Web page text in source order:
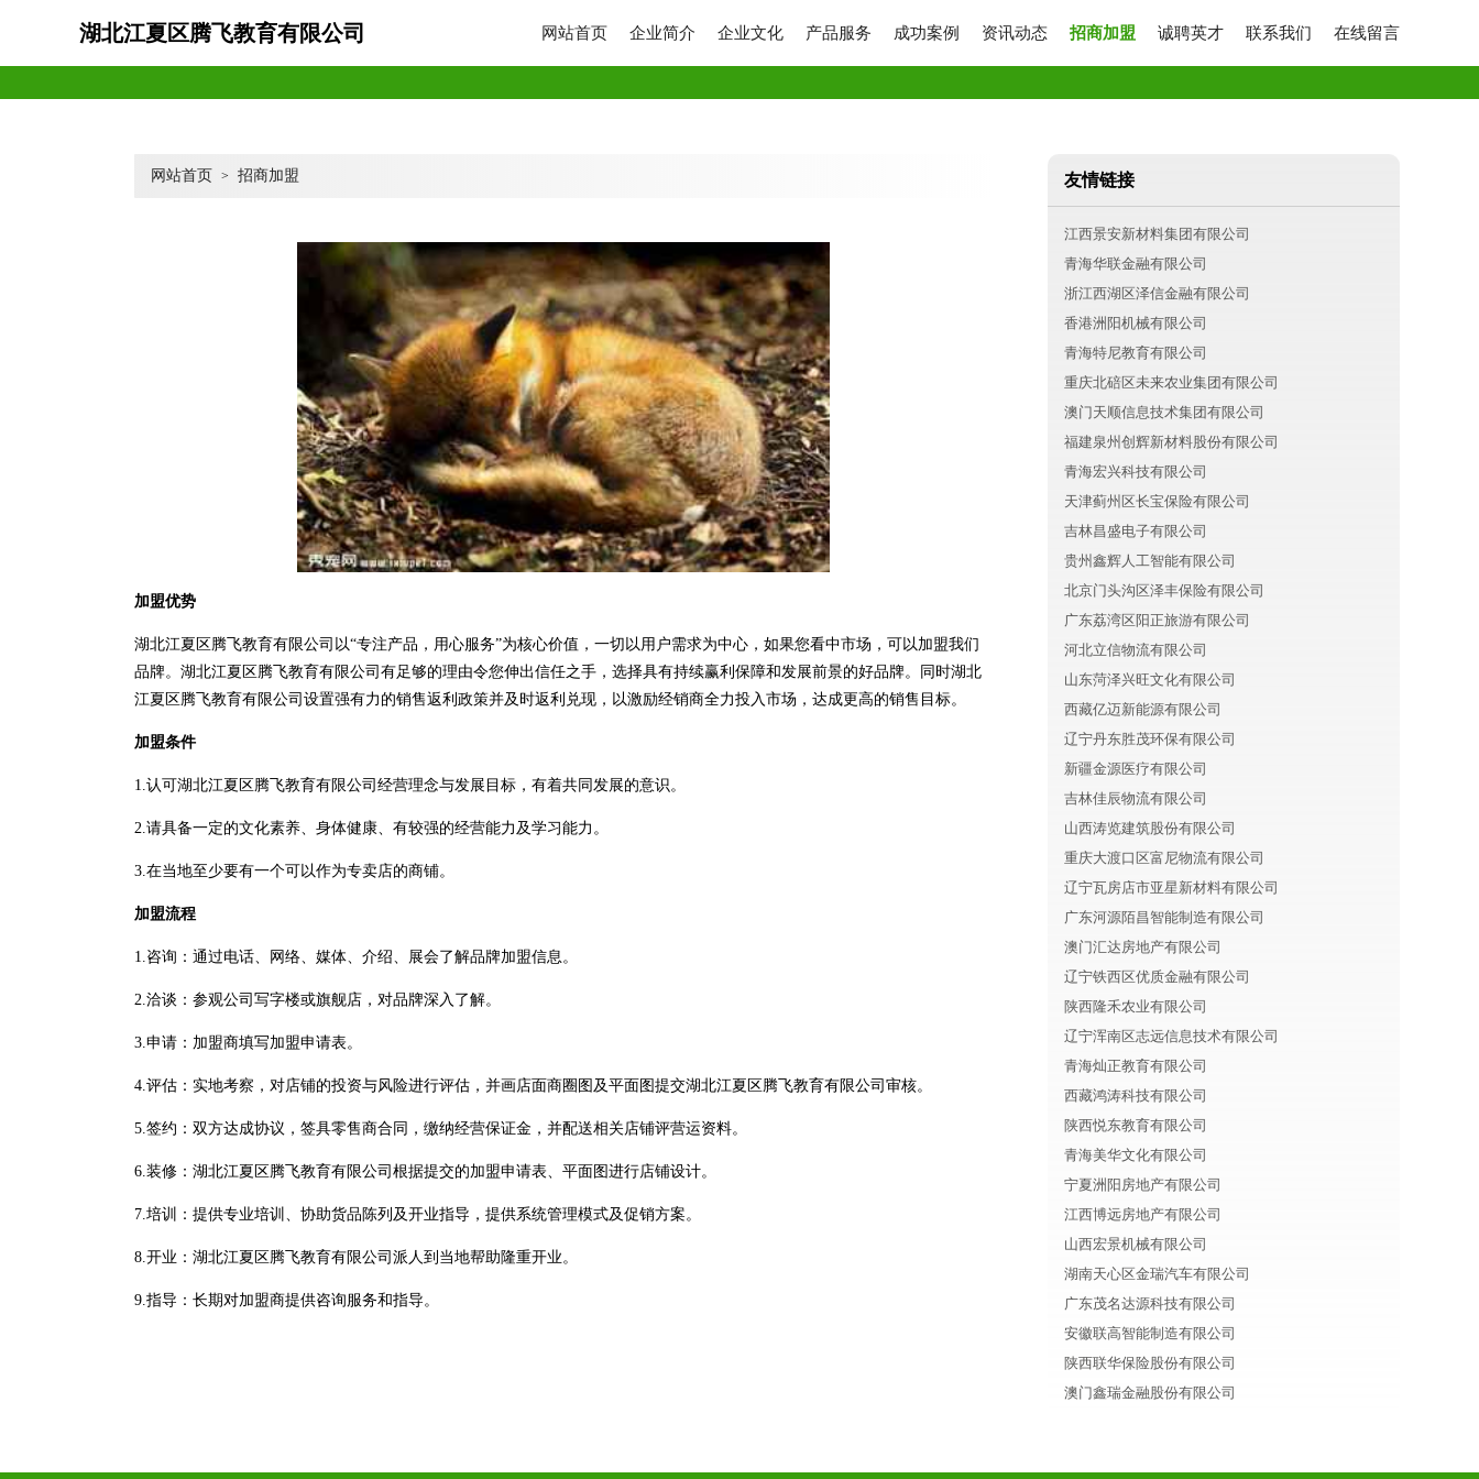
湖北江夏区腾飞教育有限公司 网站首页 企业简介 企业文化 产品服务 成功案例 资讯动态 招商加盟 诚聘英才 联系我们 在线留言
网站首页 > 招商加盟
加盟优势
湖北江夏区腾飞教育有限公司以“专注产品，用心服务”为核心价值，一切以用户需求为中心，如果您看中市场，可以加盟我们
品牌。湖北江夏区腾飞教育有限公司有足够的理由令您伸出信任之手，选择具有持续赢利保障和发展前景的好品牌。同时湖北
江夏区腾飞教育有限公司设置强有力的销售返利政策并及时返利兑现，以激励经销商全力投入市场，达成更高的销售目标。
加盟条件
1.认可湖北江夏区腾飞教育有限公司经营理念与发展目标，有着共同发展的意识。
2.请具备一定的文化素养、身体健康、有较强的经营能力及学习能力。
3.在当地至少要有一个可以作为专卖店的商铺。
加盟流程
1.咨询：通过电话、网络、媒体、介绍、展会了解品牌加盟信息。
2.洽谈：参观公司写字楼或旗舰店，对品牌深入了解。
3.申请：加盟商填写加盟申请表。
4.评估：实地考察，对店铺的投资与风险进行评估，并画店面商圈图及平面图提交湖北江夏区腾飞教育有限公司审核。
5.签约：双方达成协议，签具零售商合同，缴纳经营保证金，并配送相关店铺评营运资料。
6.装修：湖北江夏区腾飞教育有限公司根据提交的加盟申请表、平面图进行店铺设计。
7.培训：提供专业培训、协助货品陈列及开业指导，提供系统管理模式及促销方案。
8.开业：湖北江夏区腾飞教育有限公司派人到当地帮助隆重开业。
9.指导：长期对加盟商提供咨询服务和指导。
友情链接
江西景安新材料集团有限公司
青海华联金融有限公司
浙江西湖区泽信金融有限公司
香港洲阳机械有限公司
青海特尼教育有限公司
重庆北碚区未来农业集团有限公司
澳门天顺信息技术集团有限公司
福建泉州创辉新材料股份有限公司
青海宏兴科技有限公司
天津蓟州区长宝保险有限公司
吉林昌盛电子有限公司
贵州鑫辉人工智能有限公司
北京门头沟区泽丰保险有限公司
广东荔湾区阳正旅游有限公司
河北立信物流有限公司
山东菏泽兴旺文化有限公司
西藏亿迈新能源有限公司
辽宁丹东胜茂环保有限公司
新疆金源医疗有限公司
吉林佳辰物流有限公司
山西涛览建筑股份有限公司
重庆大渡口区富尼物流有限公司
辽宁瓦房店市亚星新材料有限公司
广东河源陌昌智能制造有限公司
澳门汇达房地产有限公司
辽宁铁西区优质金融有限公司
陕西隆禾农业有限公司
辽宁浑南区志远信息技术有限公司
青海灿正教育有限公司
西藏鸿涛科技有限公司
陕西悦东教育有限公司
青海美华文化有限公司
宁夏洲阳房地产有限公司
江西博远房地产有限公司
山西宏景机械有限公司
湖南天心区金瑞汽车有限公司
广东茂名达源科技有限公司
安徽联高智能制造有限公司
陕西联华保险股份有限公司
澳门鑫瑞金融股份有限公司